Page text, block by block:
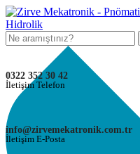
0322 352 30 42
İletişim Telefon
info@zirvemekatronik.com.tr
İletişim E-Posta